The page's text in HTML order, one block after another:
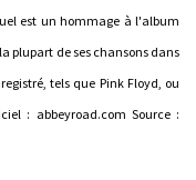
est un hommage à l'album
plupart de ses chansons dans
tels que Pink Floyd, ou
: abbeyroad.com Source :